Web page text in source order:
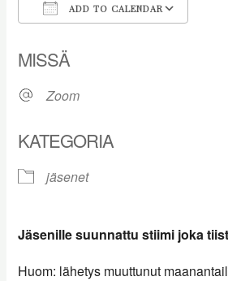
ADD TO CALENDAR
MISSÄ
Zoom
KATEGORIA
jäsenet
Jäsenille suunnattu stiimi joka
Huom: lähetys muuttunut